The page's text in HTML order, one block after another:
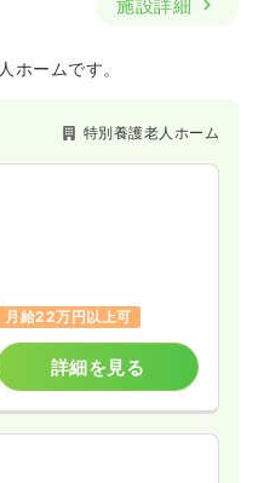
施設詳細
ホームです。
特別養護老人ホーム
月給22万円以上可
詳細を見る